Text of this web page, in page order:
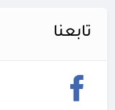
تابعنا